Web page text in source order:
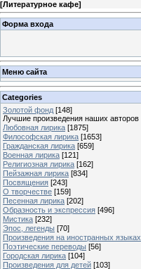
[Литературное кафе]
Форма входа
Меню сайта
Categories
Золотой фонд [148]
Лучшие произведения наших авторов
Любовная лирика [1875]
Философская лирика [1653]
Гражданская лирика [659]
Военная лирика [121]
Религиозная лирика [162]
Пейзажная лирика [834]
Посвящения [243]
О творчестве [159]
Песенная лирика [202]
Образность и экспрессия [496]
Мистика [232]
Эпос, легенды [70]
Произведения на иностранных языках
Поэтические переводы [56]
Городская лирика [104]
Произведения для детей [103]